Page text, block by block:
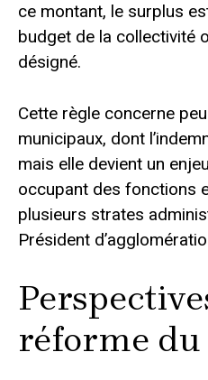
ce montant, le surplus
budget de la collectivité
désigné.
Cette règle concerne
municipaux, dont
mais elle devient un
occupant des fonctions
plusieurs strates
Président
réforme